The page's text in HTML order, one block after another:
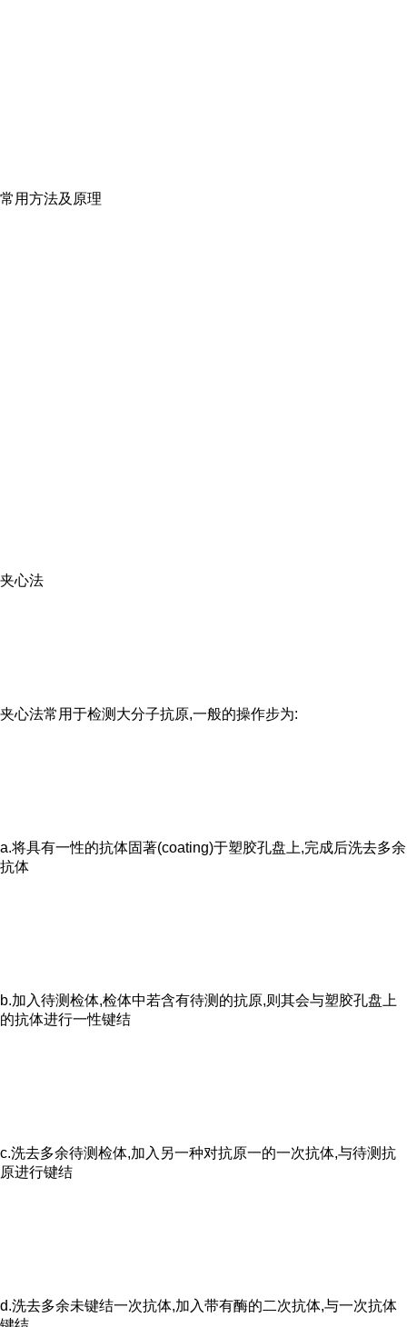
常用方法及原理
夹心法
夹心法常用于检测大分子抗原,一般的操作步为:
a.将具有一性的抗体固著(coating)于塑胶孔盘上,完成后洗去多余
抗体
b.加入待测检体,检体中若含有待测的抗原,则其会与塑胶孔盘上
的抗体进行一性键结
c.洗去多余待测检体,加入另一种对抗原一的一次抗体,与待测抗
原进行键结
d.洗去多余未键结一次抗体,加入带有酶的二次抗体,与一次抗体